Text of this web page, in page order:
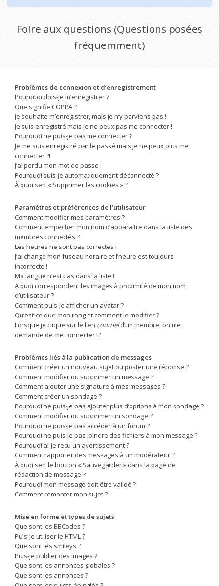
Foire aux questions (Questions posées
fréquemment)
Problèmes de connexion et d’enregistrement
Pourquoi dois-je m’enregistrer ?
Que signifie COPPA ?
Je souhaite m’enregistrer, mais je n’y parviens pas !
Je suis enregistré mais je ne peux pas me connecter !
Pourquoi ne puis-je pas me connecter ?
Je me suis enregistré par le passé mais je ne peux plus me
connecter ?!
J’ai perdu mon mot de passe !
Pourquoi suis-je automatiquement déconnecté ?
À quoi sert « Supprimer les cookies » ?
Paramètres et préférences de l’utilisateur
Comment modifier mes paramètres ?
Comment empêcher mon nom d’apparaître dans la liste des
membres connectés ?
Les heures ne sont pas correctes !
J’ai changé mon fuseau horaire et l’heure est toujours
incorrecte !
Ma langue n’est pas dans la liste !
A quoi correspondent les images à proximité de mon nom
d’utilisateur ?
Comment puis-je afficher un avatar ?
Qu’est-ce que mon rang et comment le modifier ?
Lorsque je clique sur le lien courrield’un membre, on me
demande de me connecter !?
Problèmes liés à la publication de messages
Comment créer un nouveau sujet ou poster une réponse ?
Comment modifier ou supprimer un message ?
Comment ajouter une signature à mes messages ?
Comment créer un sondage ?
Pourquoi ne puis-je pas ajouter plus d’options à mon sondage ?
Comment modifier ou supprimer un sondage ?
Pourquoi ne puis-je pas accéder à un forum ?
Pourquoi ne puis-je pas joindre des fichiers à mon message ?
Pourquoi ai-je reçu un avertissement ?
Comment rapporter des messages à un modérateur ?
À quoi sert le bouton « Sauvegarder » dans la page de
rédaction de message ?
Pourquoi mon message doit être validé ?
Comment remonter mon sujet ?
Mise en forme et types de sujets
Que sont les BBCodes ?
Puis-je utiliser le HTML ?
Que sont les smileys ?
Puis-je publier des images ?
Que sont les annonces globales ?
Que sont les annonces ?